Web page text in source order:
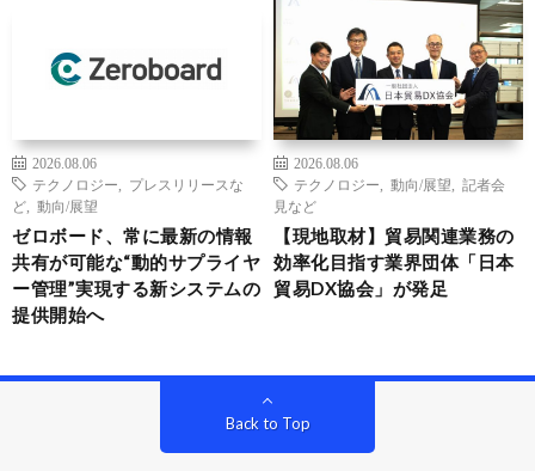
2026.08.06
テクノロジー
プレスリリースな
ど
動向/展望
ゼロボード、常に最新の情報
共有が可能な“動的サプライヤ
ー管理”実現する新システムの
提供開始へ
2026.08.06
テクノロジー
動向/展望
記者会
見など
【現地取材】貿易関連業務の
効率化目指す業界団体「日本
貿易DX協会」が発足
Back to Top